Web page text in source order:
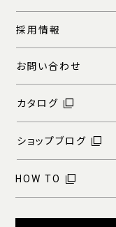
採用情報
お問い合わせ
カタログ
ショップブログ
HOW TO